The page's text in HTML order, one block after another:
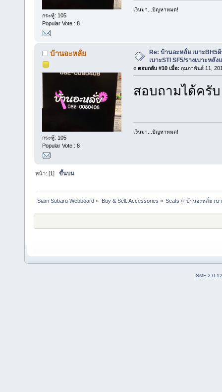
กระทู้: 105
Popular Vote : 8
เงินมา...ปัญหาหมด!
บ้านอะหลั่ย
กระทู้: 105
Popular Vote : 8
Re: บ้านอะหลั่ย เบาะBH5
เบาะSTI SF5/รางเบาะหลัง
« ตอบกลับ #10 เมื่อ: กุมภาพันธ์ 11,
สอบถามได้ครับ
เงินมา...ปัญหาหมด!
หน้า: [1]ขึ้นบน
Siam Subaru Webboard » Buy & Sell: Accessories » Seats » บ้านอะหลั่ย เบ
SMF 2.0.12